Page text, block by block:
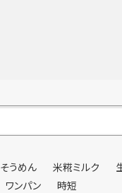
そうめん 米糀ミルク
ワンパン 時短